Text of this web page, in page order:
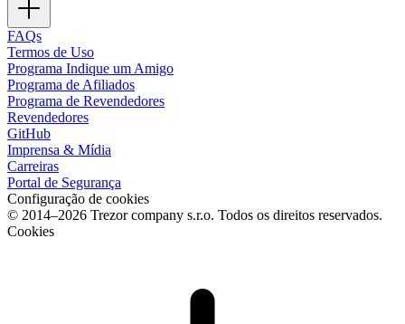
FAQs
Termos de Uso
Programa Indique um Amigo
Programa de Afiliados
Programa de Revendedores
Revendedores
GitHub
Imprensa & Mídia
Carreiras
Portal de Segurança
Configuração de cookies
© 2014–2026 Trezor company s.r.o. Todos os direitos reservados.
Cookies